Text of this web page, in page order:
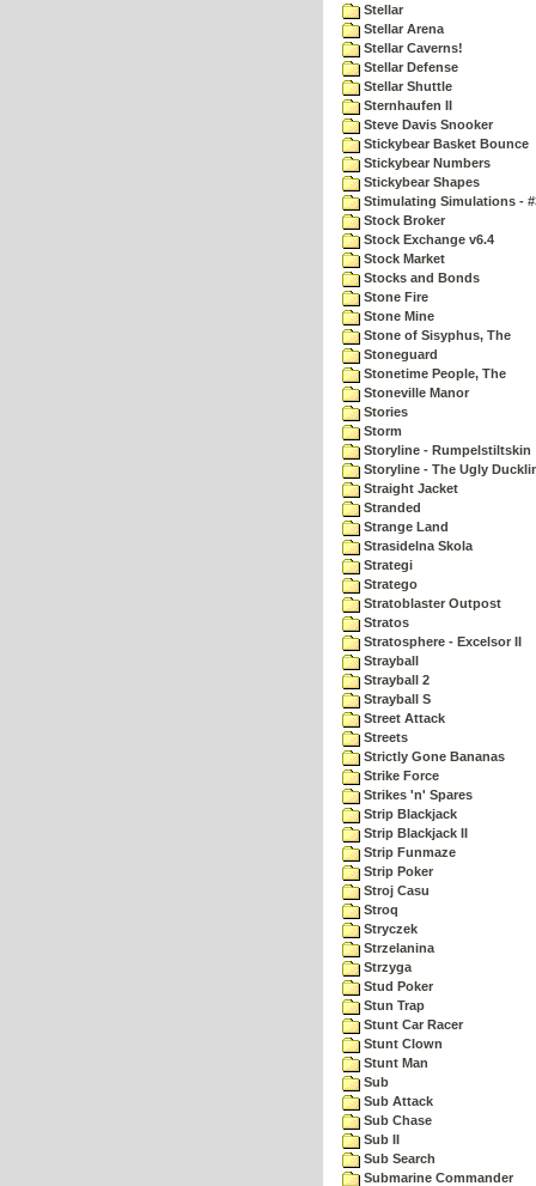
Stellar
Stellar Arena
Stellar Caverns!
Stellar Defense
Stellar Shuttle
Sternhaufen II
Steve Davis Snooker
Stickybear Basket Bounce
Stickybear Numbers
Stickybear Shapes
Stimulating Simulations -
Stock Broker
Stock Exchange v6.4
Stock Market
Stocks and Bonds
Stone Fire
Stone Mine
Stone of Sisyphus, The
Stoneguard
Stonetime People, The
Stoneville Manor
Stories
Storm
Storyline - Rumpelstiltskin
Storyline - The Ugly
Straight Jacket
Stranded
Strange Land
Strasidelna Skola
Strategi
Stratego
Stratoblaster Outpost
Stratos
Stratosphere - Excelsor II
Strayball
Strayball 2
Strayball S
Street Attack
Streets
Strictly Gone Bananas
Strike Force
Strikes 'n' Spares
Strip Blackjack
Strip Blackjack II
Strip Funmaze
Strip Poker
Stroj Casu
Stroq
Stryczek
Strzelanina
Strzyga
Stud Poker
Stun Trap
Stunt Car Racer
Stunt Clown
Stunt Man
Sub
Sub Attack
Sub Chase
Sub II
Sub Search
Submarine Commander